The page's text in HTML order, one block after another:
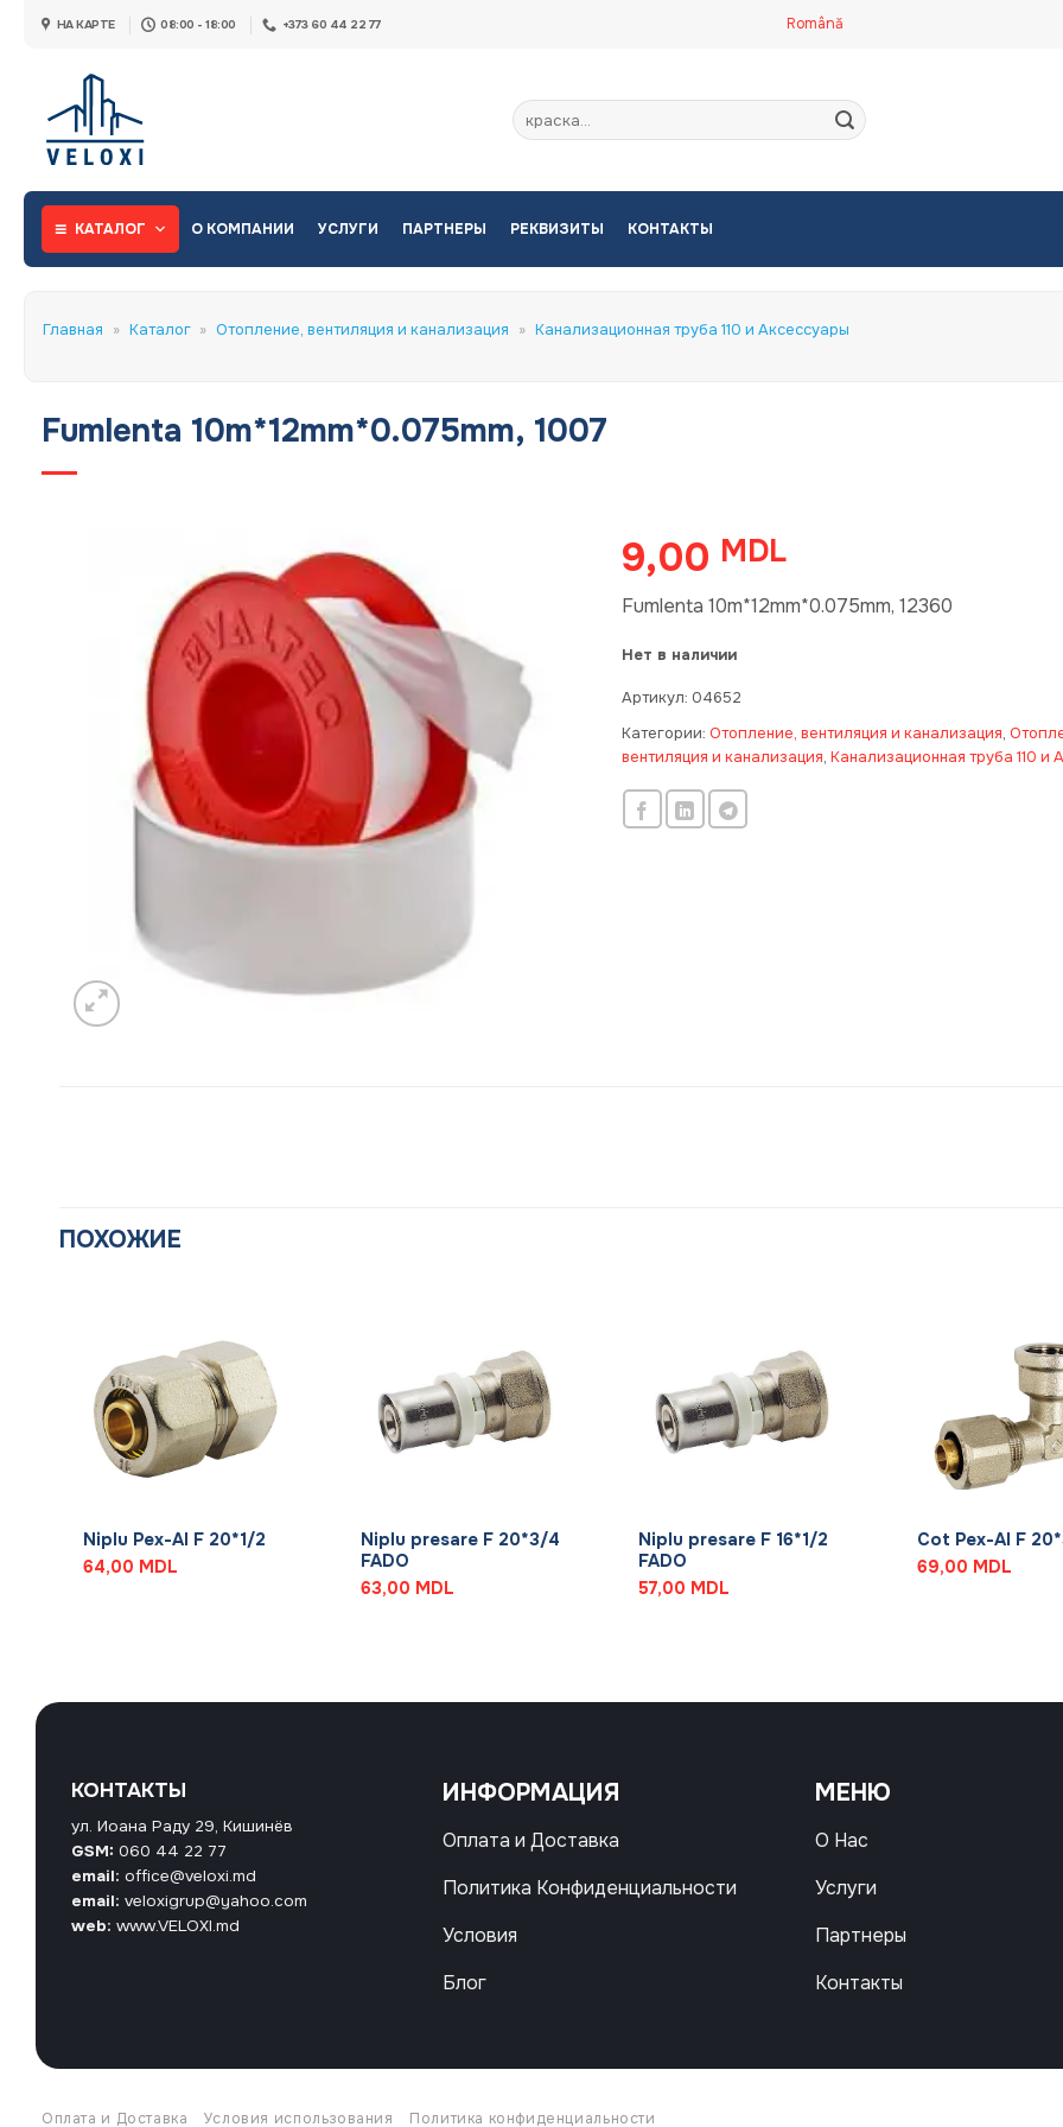
НА КАРТЕ 08:00 - 18:00 +373 60 44 22 77 Română
Искать:
КАТАЛОГ О КОМПАНИИ УСЛУГИ ПАРТНЕРЫ РЕКВИЗИТЫ КОНТАКТЫ
Главная » Каталог » Отопление, вентиляция и канализация » Канализационная труба 110 и Аксессуары
Fumlenta 10m*12mm*0.075mm, 1007
9,00 MDL
Fumlenta 10m*12mm*0.075mm, 12360
Нет в наличии
Артикул: 04652
Категории: Отопление, вентиляция и канализация,
вентиляция и канализация, Канализационная труба 110 и
ПОХОЖИЕ
Niplu Pex-Al F 20*1/2
64,00 MDL
Niplu presare F 20*3/4
FADO
63,00 MDL
Niplu presare F 16*1/2
FADO
57,00 MDL
+
Cot Pex-Al F
69,00 MDL
КОНТАКТЫ
ул. Иоана Раду 29, Кишинёв
GSM: 060 44 22 77
email: office@veloxi.md
email: veloxigrup@yahoo.com
web: www.VELOXI.md
ИНФОРМАЦИЯ
Оплата и Доставка
Политика Конфиденциальности
Условия
Блог
МЕНЮ
О Нас
Услуги
Партнеры
Контакты
Оплата и Доставка Условия использования Политика конфиденциальности